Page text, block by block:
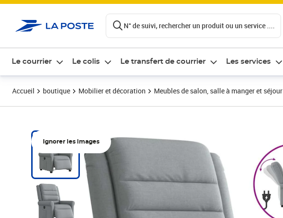
N° de suivi, rechercher un produit ou un service ....
Le courrier Le colis Le transfert de courrier Les services
Accueil boutique Mobilier et décoration Meubles de salon, salle à manger et séjour
Ignorer les images